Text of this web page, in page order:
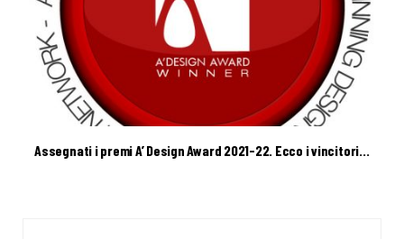
Assegnati i premi A’ Design Award 2021-22. Ecco i vincitori…